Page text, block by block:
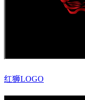
红狮LOGO